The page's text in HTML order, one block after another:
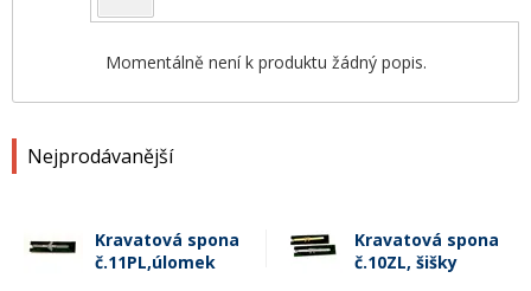
Nejprodávanější
Kravatová spona
č.11PL,úlomek
Kravatová spona
č.10ZL, šišky
Momentálně není k produktu žádný popis.